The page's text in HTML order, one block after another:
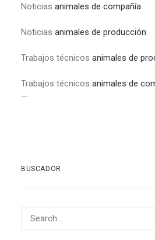
Noticias animales de compañía
Noticias animales de producción
Trabajos técnicos animales de
Trabajos técnicos animales de
—
BUSCADOR